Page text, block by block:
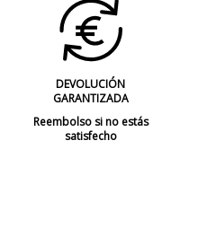
DEVOLUCIÓN
GARANTIZADA
Reembolso si no estás
satisfecho